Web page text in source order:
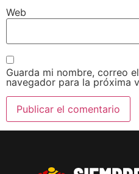
Web
Guarda mi nombre, correo
navegador para la próxima